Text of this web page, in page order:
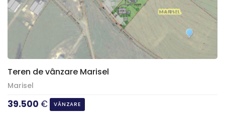
Teren de vânzare Marisel
Marisel
39.500 € VÂNZARE